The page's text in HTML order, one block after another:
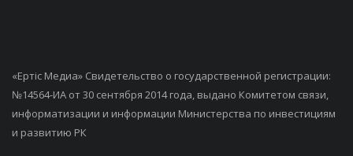
«Ертiс Медиа» Свидетельство о государственной регистрации:
№14564-ИА от 30 сентября 2014 года, выдано Комитетом связи,
информатизации и информации Министерства по инвестициям
и развитию РК